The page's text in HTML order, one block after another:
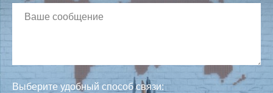
Выберите удобный способ связи: